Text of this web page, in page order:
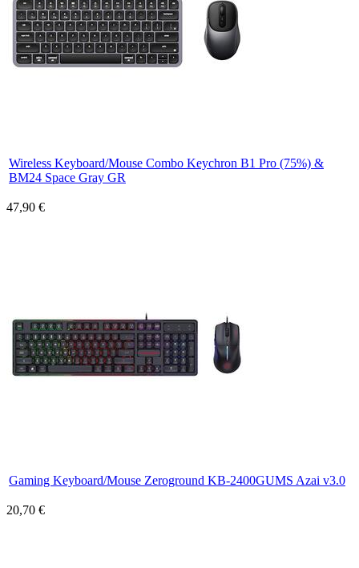
Wireless Keyboard/Mouse Combo Keychron B1 Pro (75%) &
BM24 Space Gray GR
47,90 €
Gaming Keyboard/Mouse Zeroground KB-2400GUMS Azai v3.0
20,70 €